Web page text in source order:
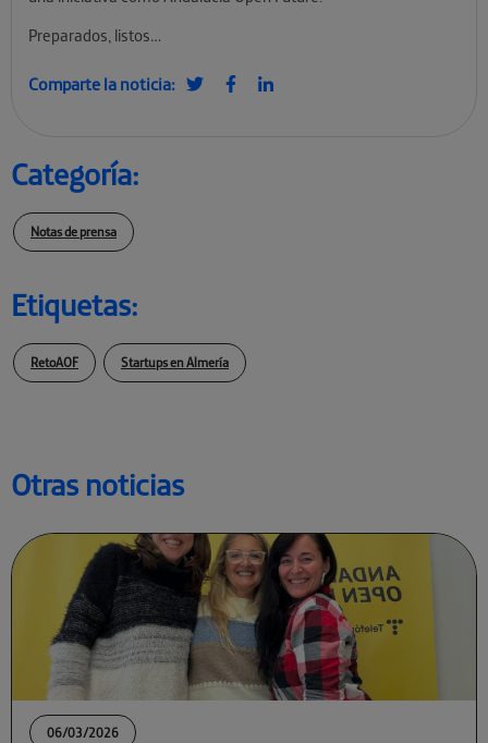
Otras noticias
06/03/2026
Preparados, listos…
Comparte la noticia:
Categoría:
Notas de prensa
Etiquetas:
RetoAOF Startups en Almería